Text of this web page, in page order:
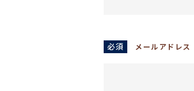
必須 メールアドレス